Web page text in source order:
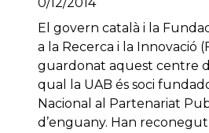
El govern català i la
a la Recerca i la Innovació
guardonat aquest centre
qual la UAB és soci
Nacional al Partenariat
d’enguany. Han